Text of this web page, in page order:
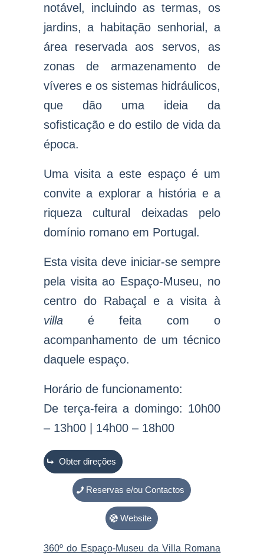
notável, incluindo as termas, os
jardins, a habitação senhorial, a
área reservada aos servos, as
zonas de armazenamento de
víveres e os sistemas hidráulicos,
que dão uma ideia da
sofisticação e do estilo de vida da
época.
Uma visita a este espaço é um
convite a explorar a história e a
riqueza cultural deixadas pelo
domínio romano em Portugal.
Esta visita deve iniciar-se sempre
pela visita ao Espaço-Museu, no
centro do Rabaçal e a visita à
villaé feita com o
acompanhamento de um técnico
daquele espaço.
Horário de funcionamento:
De terça-feira a domingo: 10h00
– 13h00 | 14h00 – 18h00
Obter direções
Reservas e/ou Contactos
Website
360º do Espaço-Museu da Villa Romana